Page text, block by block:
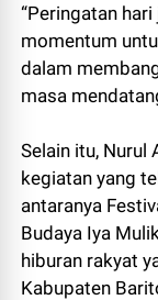
“Peringatan
momentum
dalam
masa
Selain itu, Nurul
kegiatan yang
antaranya
Budaya Iya
hiburan rakyat
Kabupaten